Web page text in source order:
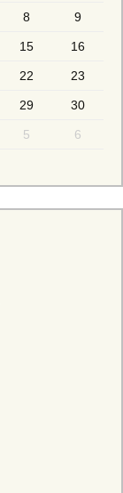
8 9
15 16
22 23
29 30
5 6